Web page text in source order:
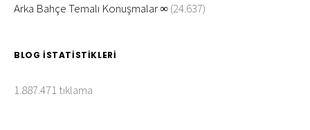
Arka Bahçe Temalı Konuşmalar ∞(24.637)
BLOG İSTATISTIKLERI
1.887.471 tıklama